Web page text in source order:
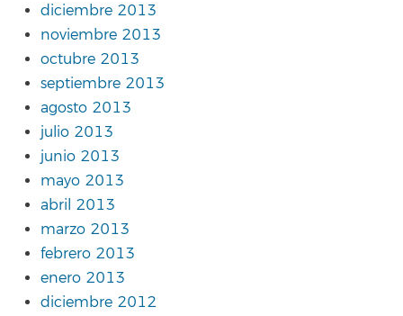
diciembre 2013
noviembre 2013
octubre 2013
septiembre 2013
agosto 2013
julio 2013
junio 2013
mayo 2013
abril 2013
marzo 2013
febrero 2013
enero 2013
diciembre 2012